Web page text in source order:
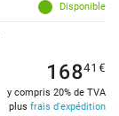
Disponible
16841 €
y compris 20% de TVA
plus frais d'expédition